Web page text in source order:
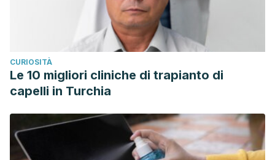
CURIOSITÀ
Le 10 migliori cliniche di trapianto di
capelli in Turchia